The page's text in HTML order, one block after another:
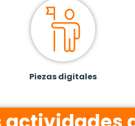
Piezas digitales